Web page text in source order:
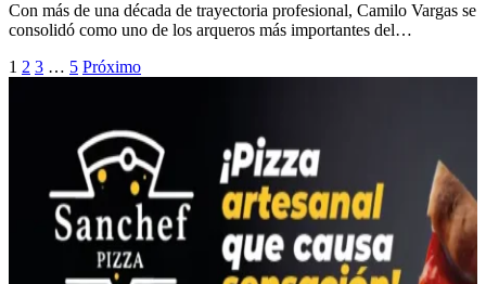
Con más de una década de trayectoria profesional, Camilo Vargas se
consolidó como uno de los arqueros más importantes del…
1 2 3 … 5 Próximo